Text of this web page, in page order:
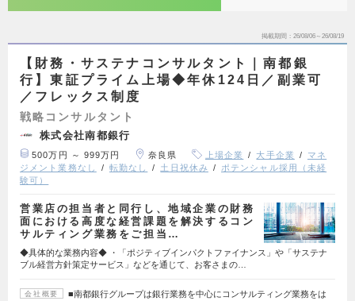
掲載期間 26/08/06～26/08/19
【財務・サステナコンサルタント｜南都銀
行】東証プライム上場◆年休124日／副業可
／フレックス制度
戦略コンサルタント
株式会社南都銀行
500万円 ～ 999万円 奈良県 上場企業 大手企業
マネ
ジメント業務なし
転勤なし 土日祝休み
ポテンシャル採用（未経
験可）
営業店の担当者と同行し、地域企業の財務
面における高度な経営課題を解決するコン
サルティング業務をご担当…
◆具体的な業務内容◆ ・「ポジティブインパクトファイナンス」や「サステナ
ブル経営方針策定サービス」などを通じて、お客さまの…
会社概要
■南都銀行グループは銀行業務を中心にコンサルティング業務をは